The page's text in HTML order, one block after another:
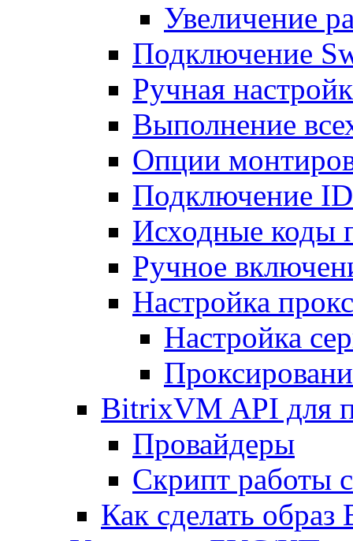
Увеличение
Подключение
Ручная
Выполнение
Опции
Подключение
Исходные коды
Ручное
Настройка
Настройка
BitrixVM API для
Провайдеры
Скрипт работы
Как сделать